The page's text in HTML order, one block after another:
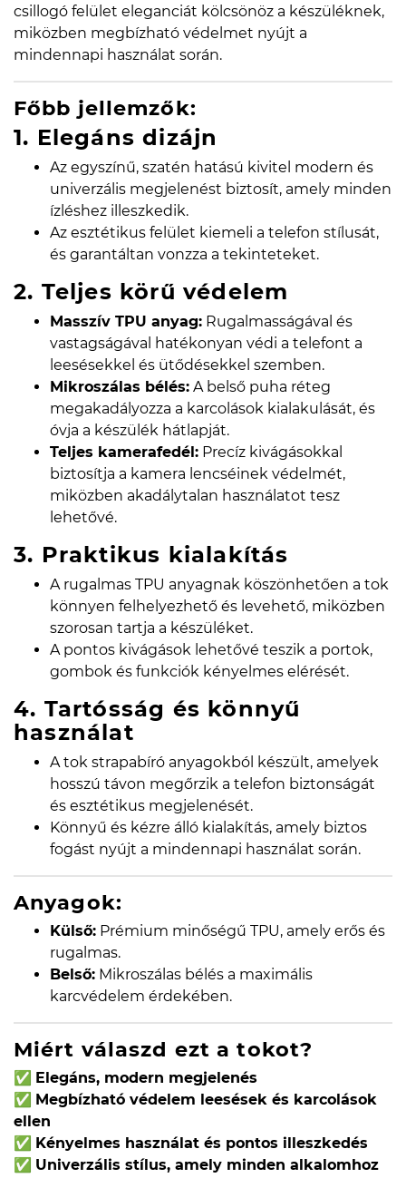
csillogó felület eleganciát kölcsönöz a készüléknek,
miközben megbízható védelmet nyújt a
mindennapi használat során.
Főbb jellemzők:
1. Elegáns dizájn
Az egyszínű, szatén hatású kivitel modern és
univerzális megjelenést biztosít, amely minden
ízléshez illeszkedik.
Az esztétikus felület kiemeli a telefon stílusát,
és garantáltan vonzza a tekinteteket.
2. Teljes körű védelem
Masszív TPU anyag: Rugalmasságával és
vastagságával hatékonyan védi a telefont a
leesésekkel és ütődésekkel szemben.
Mikroszálas bélés: A belső puha réteg
megakadályozza a karcolások kialakulását, és
óvja a készülék hátlapját.
Teljes kamerafedél: Precíz kivágásokkal
biztosítja a kamera lencséinek védelmét,
miközben akadálytalan használatot tesz
lehetővé.
3. Praktikus kialakítás
A rugalmas TPU anyagnak köszönhetően a tok
könnyen felhelyezhető és levehető, miközben
szorosan tartja a készüléket.
A pontos kivágások lehetővé teszik a portok,
gombok és funkciók kényelmes elérését.
4. Tartósság és könnyű
használat
A tok strapabíró anyagokból készült, amelyek
hosszú távon megőrzik a telefon biztonságát
és esztétikus megjelenését.
Könnyű és kézre álló kialakítás, amely biztos
fogást nyújt a mindennapi használat során.
Anyagok:
Külső: Prémium minőségű TPU, amely erős és
rugalmas.
Belső: Mikroszálas bélés a maximális
karcvédelem érdekében.
Miért válaszd ezt a tokot?
✅ Elegáns, modern megjelenés
✅ Megbízható védelem leesések és karcolások
ellen
✅ Kényelmes használat és pontos illeszkedés
✅ Univerzális stílus, amely minden alkalomhoz